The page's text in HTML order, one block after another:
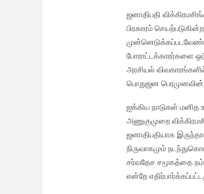
ஜனாதிபதி
பிரகாரம்
போராட்டக்காரர்களை
அரசியல்
பொதுஜன பெரமுனவின்
ஐக்கிய நாடுகள்
அணுகுமுறை
ஜனாதிபதியாக
நிருவாகமும்
சர்வதேச சமூகத்தை
என்றே